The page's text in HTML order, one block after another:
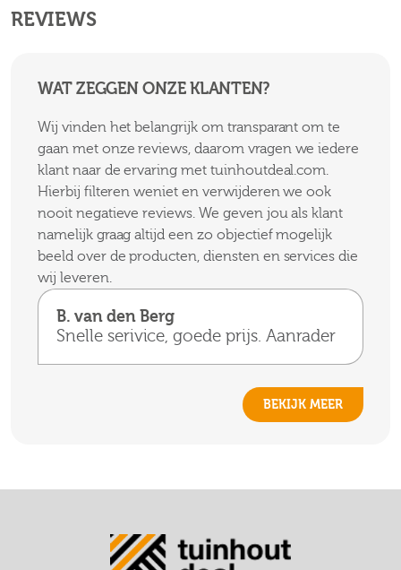
REVIEWS
WAT ZEGGEN ONZE KLANTEN?
Wij vinden het belangrijk om transparant om te
gaan met onze reviews, daarom vragen we iedere
klant naar de ervaring met tuinhoutdeal.com.
Hierbij filteren weniet en verwijderen we ook
nooit negatieve reviews. We geven jou als klant
namelijk graag altijd een zo objectief mogelijk
beeld over de producten, diensten en services die
wij leveren.
B. van den Berg
Snelle serivice, goede prijs. Aanrader
BEKIJK MEER